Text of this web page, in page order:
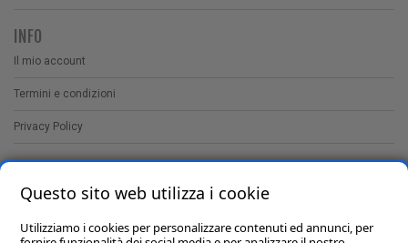
INFO
Il mio account
Termini e condizioni
Privacy Policy
CONTATTI
Ionocoid cosmetici sas
Questo sito web utilizza i cookie
Utilizziamo i cookies per personalizzare contenuti ed annunci, per